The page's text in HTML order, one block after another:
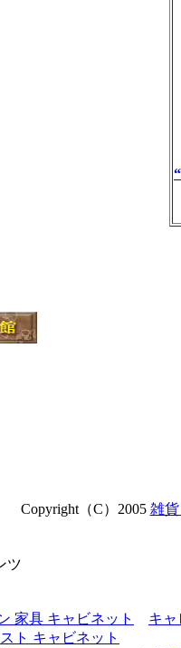
Copyright（C）2005 雑
ツ
家具 キャビネット
キャ
ト キャビネット